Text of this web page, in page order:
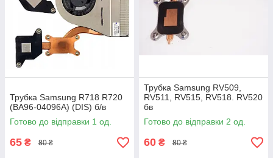
Трубка Samsung R718 R720
(BA96-04096A) (DIS) б/в
Готово до відправки 1 од.
65 ₴ 80 ₴
Трубка Samsung RV509,
RV511, RV515, RV518. RV520
бв
Готово до відправки 2 од.
60 ₴ 80 ₴